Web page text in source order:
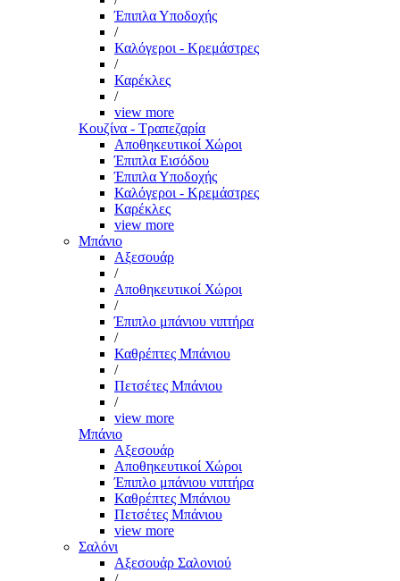
Έπιπλα Υποδοχής
/
Καλόγεροι - Κρεμάστρες
/
Καρέκλες
/
view more
Κουζίνα - Τραπεζαρία
Αποθηκευτικοί Χώροι
Έπιπλα Εισόδου
Έπιπλα Υποδοχής
Καλόγεροι - Κρεμάστρες
Καρέκλες
view more
Μπάνιο
Αξεσουάρ
/
Αποθηκευτικοί Χώροι
/
Έπιπλο μπάνιου νιπτήρα
/
Καθρέπτες Μπάνιου
/
Πετσέτες Μπάνιου
/
view more
Μπάνιο
Αξεσουάρ
Αποθηκευτικοί Χώροι
Έπιπλο μπάνιου νιπτήρα
Καθρέπτες Μπάνιου
Πετσέτες Μπάνιου
view more
Σαλόνι
Αξεσουάρ Σαλονιού